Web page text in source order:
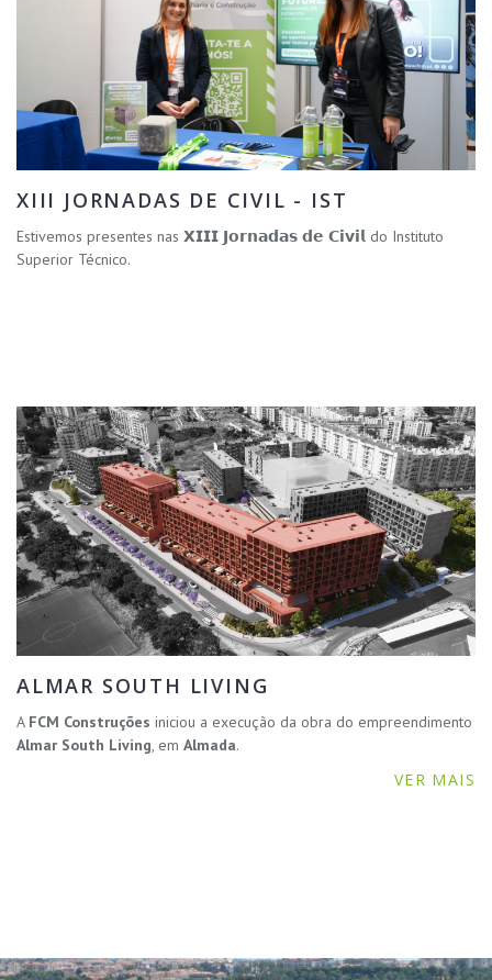
XIII JORNADAS DE CIVIL - IST
Estivemos presentes nas 𝗫𝗜𝗜𝗜 𝗝𝗼𝗿𝗻𝗮𝗱𝗮𝘀 𝗱𝗲 𝗖𝗶𝘃𝗶𝗹 do Instituto
Superior Técnico.
ALMAR SOUTH LIVING
A FCM Construções iniciou a execução da obra do empreendimento
Almar South Living, em Almada.
VER MAIS